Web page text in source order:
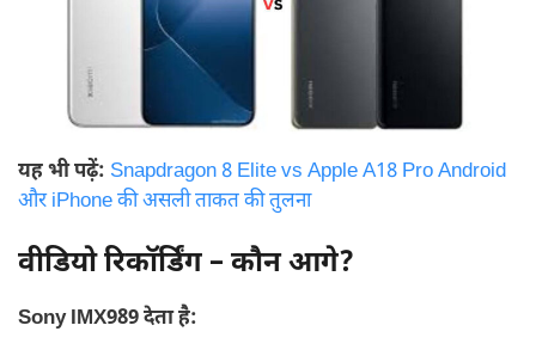
यह भी पढ़ें: Snapdragon 8 Elite vs Apple A18 Pro Android
और iPhone की असली ताकत की तुलना
वीडियो रिकॉर्डिंग – कौन आगे?
Sony IMX989 देता है: